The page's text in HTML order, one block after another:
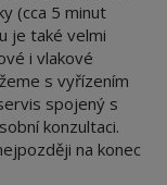
(cca 5 minut
je také velmi
i vlakové
s vyřízením
spojený s
konzultaci.
na konec